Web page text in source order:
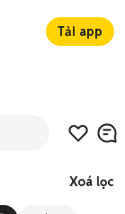
Tải app
Xoá lọc